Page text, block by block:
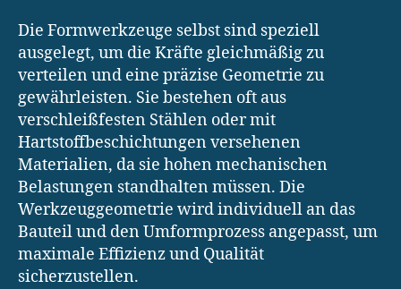
Die Formwerkzeuge selbst sind speziell
ausgelegt, um die Kräfte gleichmäßig zu
verteilen und eine präzise Geometrie zu
gewährleisten. Sie bestehen oft aus
verschleißfesten Stählen oder mit
Hartstoffbeschichtungen versehenen
Materialien, da sie hohen mechanischen
Belastungen standhalten müssen. Die
Werkzeuggeometrie wird individuell an das
Bauteil und den Umformprozess angepasst, um
maximale Effizienz und Qualität
sicherzustellen.